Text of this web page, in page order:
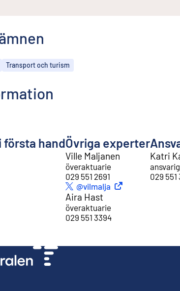
Transport och turism
första handÖvriga experter
Ville Maljanen
överaktuarie
029 551 2691
Extern länkTwitter
@vilmalja
Aira Hast
överaktuarie
029 551 3394
Katri
029 551